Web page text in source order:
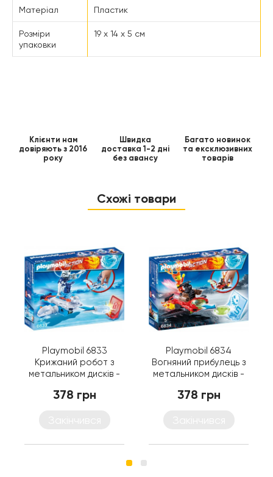
Матеріал Пластик
Розміри
упаковки
19 x 14 x 5 см
Клієнти нам
довіряють з 2016
року
Швидка
доставка 1-2 дні
без авансу
Багато новинок
та ексклюзивних
товарів
Схожі товари
Playmobil 6833
Крижаний робот з
метальником дисків -
378 грн
Playmobil 6834
Вогняний прибулець з
метальником дисків -
378 грн